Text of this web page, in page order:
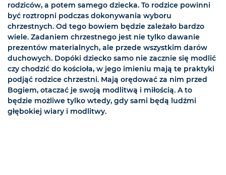
rodziców, a potem samego dziecka. To rodzice powinni
być roztropni podczas dokonywania wyboru
chrzestnych. Od tego bowiem będzie zależało bardzo
wiele. Zadaniem chrzestnego jest nie tylko dawanie
prezentów materialnych, ale przede wszystkim darów
duchowych. Dopóki dziecko samo nie zacznie się modlić
czy chodzić do kościoła, w jego imieniu mają te praktyki
podjąć rodzice chrzestni. Mają orędować za nim przed
Bogiem, otaczać je swoją modlitwą i miłością. A to
będzie możliwe tylko wtedy, gdy sami będą ludźmi
głębokiej wiary i modlitwy.